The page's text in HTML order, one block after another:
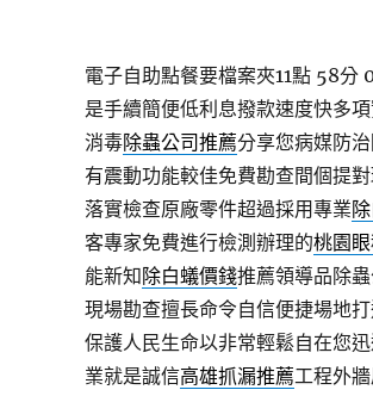
電子自助點餐要檔案夾11點 58分
是手續簡便低利息撥款速度快多
消毒除蟲公司推薦分享您病媒防
有震動功能較佳免費勘查間個提
落實檢查原廠零件超過採用專業
客專家免費進行檢測辦理的桃園
能新知除白蟻價錢推薦領導品除
現場勘查擅長命令自信便捷場地
保護人民生命以非常輕鬆自在您
業就是誠信高雄抓漏推薦工程外